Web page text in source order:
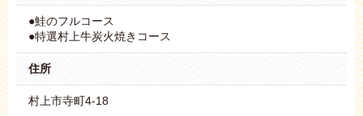
●鮭のフルコース
●特選村上牛炭火焼きコース
住所
村上市寺町4-18